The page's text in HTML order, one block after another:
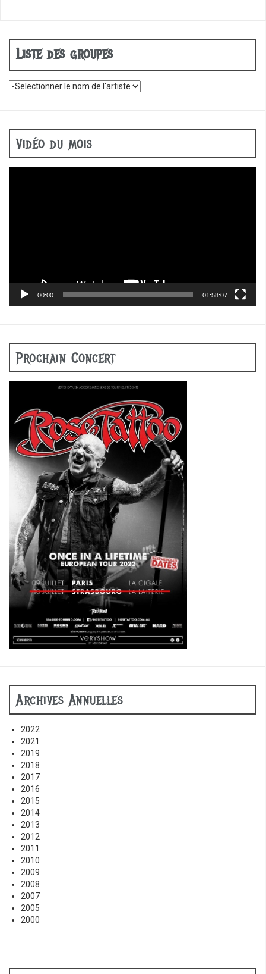
Liste des groupes
Vidéo du mois
00:00 01:58:07
Prochain Concert
Archives Annuelles
2022
2021
2019
2018
2017
2016
2015
2014
2013
2012
2011
2010
2009
2008
2007
2005
2000